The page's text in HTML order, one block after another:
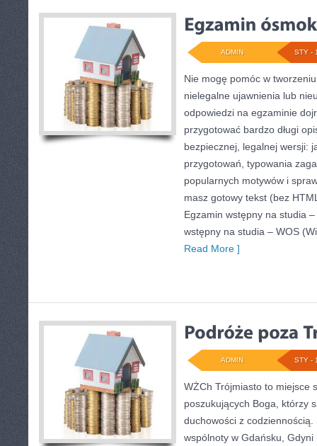
STY -
ADMIN
Nie mogę pomóc w
nielegalne ujawnienia lub
odpowiedzi na egzaminie
przygotować bardzo długi
bezpiecznej, legalnej wersji:
przygotowań, typowania
popularnych motywów i
masz gotowy tekst (bez
Egzamin wstępny na studia
wstępny na studia – WOS
Read More ]
STY -
ADMIN
WŻCh Trójmiasto to miejsce
poszukujących Boga, którzy
duchowości z
wspólnoty w Gdańsku, Gdyni